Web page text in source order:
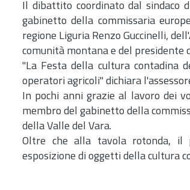
Il dibattito coordinato dal sindaco
gabinetto della commissaria
regione Liguria Renzo Guccinelli,
comunità montana e del presidente
"La Festa della cultura contadina
operatori agricoli" dichiara
In pochi anni grazie al lavoro dei
membro del gabinetto della
della Valle del Vara.
Oltre che alla tavola rotonda, il
esposizione di oggetti della cultura